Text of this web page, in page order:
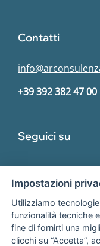
Contatti
+39 392 382 47 00
Seguici su
Associato
Impostazioni
Utilizziamo
funzionalità tecniche
fine di fornirti una
clicchi su “Accetta”,